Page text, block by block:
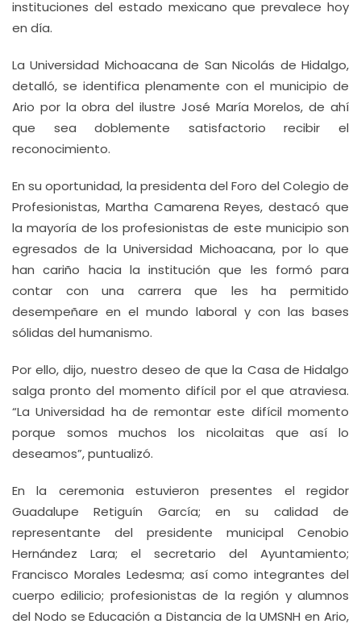
instituciones del estado mexicano que prevalece hoy
en día.
La Universidad Michoacana de San Nicolás de Hidalgo,
detalló, se identifica plenamente con el municipio de
Ario por la obra del ilustre José María Morelos, de ahí
que sea doblemente satisfactorio recibir el
reconocimiento.
En su oportunidad, la presidenta del Foro del Colegio de
Profesionistas, Martha Camarena Reyes, destacó que
la mayoría de los profesionistas de este municipio son
egresados de la Universidad Michoacana, por lo que
han cariño hacia la institución que les formó para
contar con una carrera que les ha permitido
desempeñare en el mundo laboral y con las bases
sólidas del humanismo.
Por ello, dijo, nuestro deseo de que la Casa de Hidalgo
salga pronto del momento difícil por el que atraviesa.
“La Universidad ha de remontar este difícil momento
porque somos muchos los nicolaitas que así lo
deseamos”, puntualizó.
En la ceremonia estuvieron presentes el regidor
Guadalupe Retiguín García; en su calidad de
representante del presidente municipal Cenobio
Hernández Lara; el secretario del Ayuntamiento;
Francisco Morales Ledesma; así como integrantes del
cuerpo edilicio; profesionistas de la región y alumnos
del Nodo se Educación a Distancia de la UMSNH en Ario,